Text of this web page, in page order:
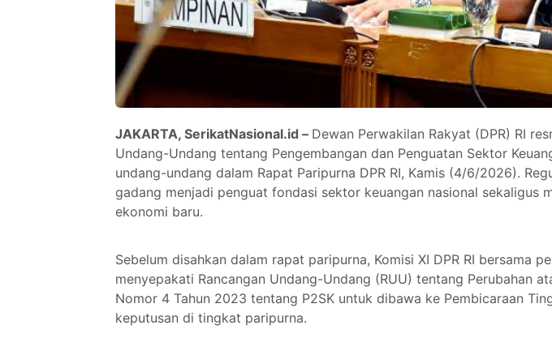
JAKARTA, SerikatNasional.id – Dewan Perwakilan Rakyat (DPR) RI
Undang-Undang tentang Pengembangan dan Penguatan Sektor
undang-undang dalam Rapat Paripurna DPR RI, Kamis (4/6/2026).
gadang menjadi penguat fondasi sektor keuangan nasional sekaligus
ekonomi baru.
Sebelum disahkan dalam rapat paripurna, Komisi XI DPR RI bersama
menyepakati Rancangan Undang-Undang (RUU) tentang Perubahan
Nomor 4 Tahun 2023 tentang P2SK untuk dibawa ke Pembicaraan
keputusan di tingkat paripurna.